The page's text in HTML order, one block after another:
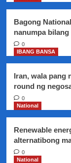
drug
test.
Bagong
nanumpa
0
IBANG BANSA
Iran, wala pang
round ng
0
National
Renewable
alternatibong
0
National